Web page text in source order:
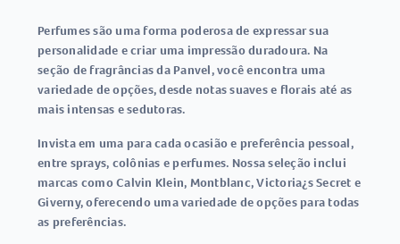
Perfumes são uma forma poderosa de expressar sua
personalidade e criar uma impressão duradoura. Na
seção de fragrâncias da Panvel, você encontra uma
variedade de opções, desde notas suaves e florais até as
mais intensas e sedutoras.
Invista em uma para cada ocasião e preferência pessoal,
entre sprays, colônias e perfumes. Nossa seleção inclui
marcas como Calvin Klein, Montblanc, Victoria¿s Secret e
Giverny, oferecendo uma variedade de opções para todas
as preferências.